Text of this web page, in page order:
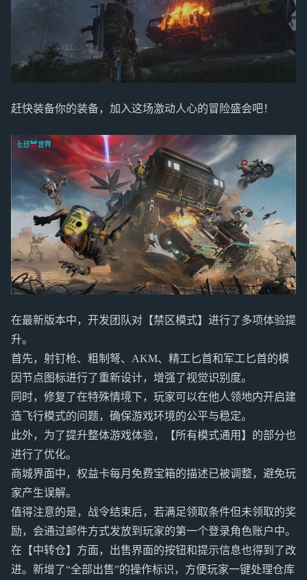
赶快装备你的装备，加入这场激动人心的冒险盛会吧！
在最新版本中，开发团队对【禁区模式】进行了多项体验提
升。
首先，射钉枪、粗制弩、AKM、精工匕首和军工匕首的模
因节点图标进行了重新设计，增强了视觉识别度。
同时，修复了在特殊情境下，玩家可以在他人领地内开启建
造飞行模式的问题，确保游戏环境的公平与稳定。
此外，为了提升整体游戏体验，【所有模式通用】的部分也
进行了优化。
商城界面中，权益卡每月免费宝箱的描述已被调整，避免玩
家产生误解。
值得注意的是，战令结束后，若满足领取条件但未领取的奖
励，会通过邮件方式发放到玩家的第一个登录角色账户中。
在【中转仓】方面，出售界面的按钮和提示信息也得到了改
进。新增了“全部出售”的操作标识，方便玩家一键处理仓库